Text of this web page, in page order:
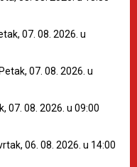
07. 08. 2026. u
07. 08. 2026. u
07. 08. 2026. u 09:00
06. 08. 2026. u 14:00